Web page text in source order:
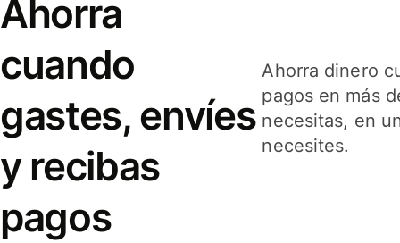
Ahorra
cuando
gastes, envíes
y recibas
pagos
Ahorra dinero
pagos en más
necesitas, en
necesites.